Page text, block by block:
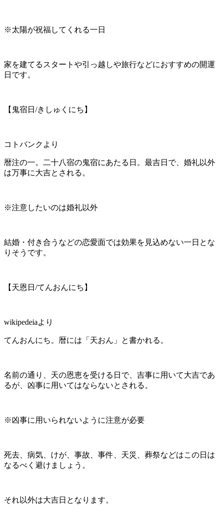
※太陽が祝福してくれる一日
家を建てるスタートや引っ越しや旅行などにおすすめの開運
日です。
【鬼宿日/きしゅくにち】
コトバンクより
暦注の一。二十八宿の鬼宿にあたる日。最吉日で、婚礼以外
は万事に大吉とされる。
※注意したいのは婚礼以外
結婚・付き合うなどの恋愛面では効果を見込めない一日とな
りそうです。
【天恩日/てんおんにち】
wikipedeiaより
てんおんにち。暦には「天おん」と書かれる。
名前の通り、天の恩恵を受ける日で、吉事に用いて大吉であ
るが、凶事に用いてはならないとされる。
※凶事に用いられないように注意が必要
死去、病気、けが、事故、事件、天災、葬祭などはこの日は
なるべく避けましょう。
それ以外は大吉日となります。